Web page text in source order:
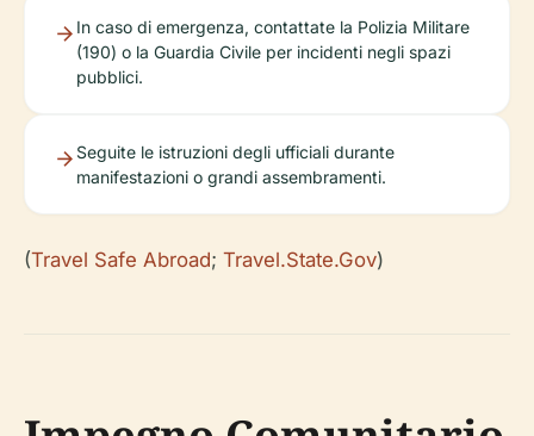
In caso di emergenza, contattate la Polizia Militare
(190) o la Guardia Civile per incidenti negli spazi
pubblici.
Seguite le istruzioni degli ufficiali durante
manifestazioni o grandi assembramenti.
(Travel Safe Abroad; Travel.State.Gov)